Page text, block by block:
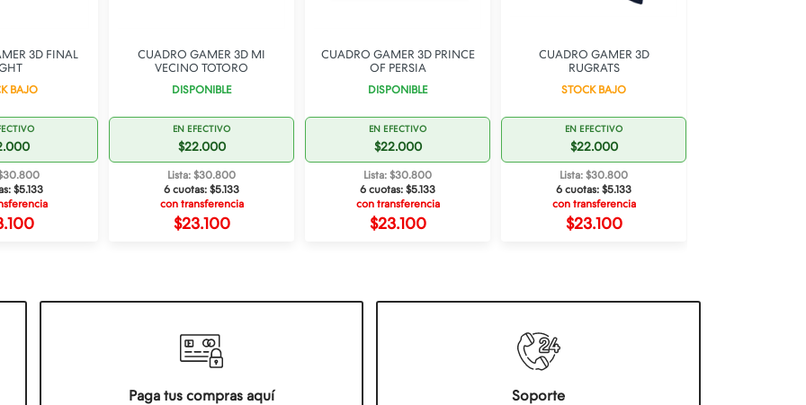
3D FINAL
BAJO
$5.133
CUADRO GAMER 3D MI
VECINO TOTORO
DISPONIBLE
EN EFECTIVO
$22.000
Lista: $30.800
6 cuotas: $5.133
con transferencia
$23.100
CUADRO GAMER 3D PRINCE
OF PERSIA
DISPONIBLE
EN EFECTIVO
$22.000
Lista: $30.800
6 cuotas: $5.133
con transferencia
$23.100
CUADRO GAMER 3D
RUGRATS
STOCK BAJO
EN EFECTIVO
$22.000
Lista: $30.800
6 cuotas: $5.133
con transferencia
$23.100
Paga tus compras aquí
Soporte